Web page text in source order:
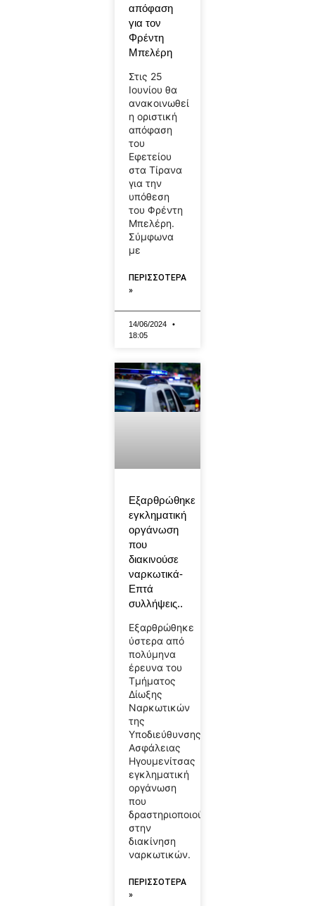
απόφαση
για τον
Φρέντη
Μπελέρη
Στις 25
Ιουνίου θα
ανακοινωθεί
η οριστική
απόφαση
του
Εφετείου
στα Τίρανα
για την
υπόθεση
του Φρέντη
Μπελέρη.
Σύμφωνα
με
ΠΕΡΙΣΣΟΤΕΡΑ
»
14/06/2024
18:05
Εξαρθρώθηκε
εγκληματική
οργάνωση
που
διακινούσε
ναρκωτικά-
Επτά
συλλήψεις..
Εξαρθρώθηκε
ύστερα από
πολύμηνα
έρευνα του
Τμήματος
Δίωξης
Ναρκωτικών
της
Υποδιεύθυνσης
Ασφάλειας
Ηγουμενίτσας
εγκληματική
οργάνωση
που
δραστηριοποιούνταν
στην
διακίνηση
ναρκωτικών.
ΠΕΡΙΣΣΟΤΕΡΑ
»